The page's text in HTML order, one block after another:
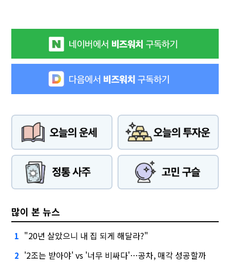
많이 본 뉴스
1 "20년 살았으니 내 집 되게 해달라?"
2 '2조는 받아야' vs '너무 비싸다'…공차, 매각 성공할까